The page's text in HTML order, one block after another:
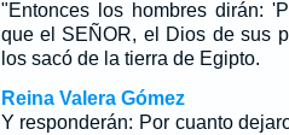
"Entonces los hombres dirán:
que el SEÑOR, el Dios de sus
los sacó de la tierra de Egipto.
Reina Valera Gómez
Y responderán: Por cuanto